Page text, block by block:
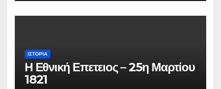
ΙΣΤΟΡΊΑ
Η Εθνική Επετειος – 25η Μαρτίου
1821